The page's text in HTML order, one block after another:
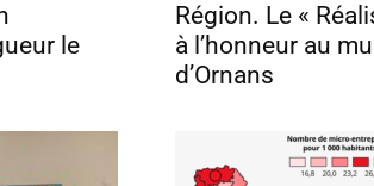
le
Région. Le «
à l’honneur au
d’Ornans